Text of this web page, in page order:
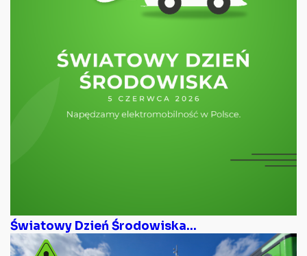
Światowy Dzień Środowiska...